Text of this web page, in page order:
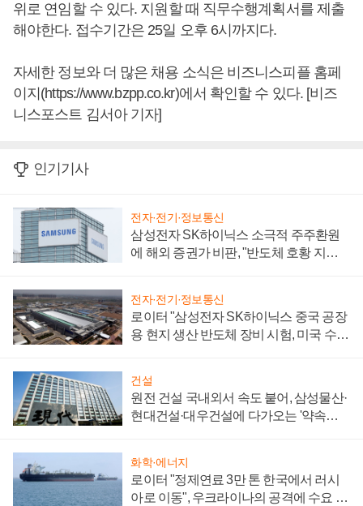
위로 연임할 수 있다. 지원할 때 직무수행계획서를 제출
해야한다. 접수기간은 25일 오후 6시까지다.
자세한 정보와 더 많은 채용 소식은 비즈니스피플 홈페
이지(https://www.bzpp.co.kr)에서 확인할 수 있다. [비즈
니스포스트 김서아 기자]
인기기사
전자·전기·정보통신
삼성전자 SK하이닉스 소극적 주주환원
에 해외 증권가 비판, "반도체 호황 지속
전자·전기·정보통신
로이터 "삼성전자 SK하이닉스 중국 공장
용 현지 생산 반도체 장비 시험, 미국 수출
건설
원전 건설 국내외서 속도 붙어, 삼성물산·
현대건설·대우건설에 다가오는 '약속의
화학·에너지
로이터 "정제연료 3만 톤 한국에서 러시
아로 이동", 우크라이나의 공격에 수요 늘